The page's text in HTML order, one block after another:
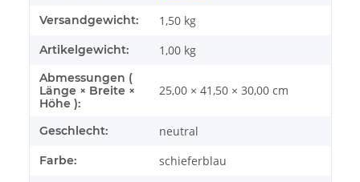
Versandgewicht: 1,50 kg
Artikelgewicht: 1,00 kg
Abmessungen (
Länge × Breite ×
Höhe ):
25,00 × 41,50 × 30,00 cm
Geschlecht: neutral
Farbe: schieferblau